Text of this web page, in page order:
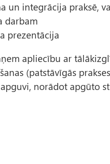
un integrācija praksē,
darbam
prezentācija
apliecību ar
(patstāvīgās
norādot apgūto